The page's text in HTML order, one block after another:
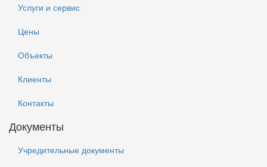
Услуги и сервис
Цены
Объекты
Клиенты
Контакты
Документы
Учредительные документы